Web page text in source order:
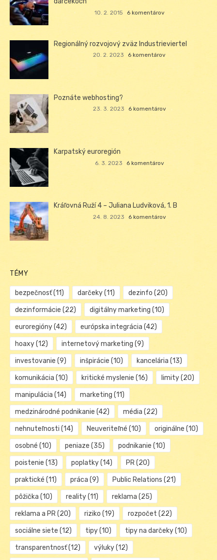
10. 2. 2015 6 komentárov
Regionálný rozvojový zväz Industrieviertel
20. 2. 2023 6 komentárov
Poznáte webhosting?
23. 3. 2023 6 komentárov
Karpatský euroregión
6. 3. 2023 6 komentárov
Kráľovná Ruží 4 – Juliana Ludviková, 1. B
24. 8. 2023 6 komentárov
TÉMY
bezpečnosť(11) darčeky(11) dezinfo (20)
dezinformácie (22) digitálny marketing (10)
euroregióny(42) európska integrácia (42)
hoaxy(12) internetový marketing (9)
investovanie (9) inšpirácie (10) kancelária (13)
komunikácia (10) kritické myslenie (16) limity(20)
manipulácia (14) marketing (11)
medzinárodné podnikanie (42) média (22)
nehnuteľnosti (14) Neuveriteľné (10) originálne (10)
osobné (10) peniaze (35) podnikanie (10)
poistenie (13) poplatky(14) PR(20)
praktické (11) práca (9) Public Relations (21)
pôžička (10) reality(11) reklama (25)
reklama a PR(20) riziko (19) rozpočet (22)
sociálne siete (12) tipy(10) tipy na darčeky(10)
transparentnosť(12) výluky(12)